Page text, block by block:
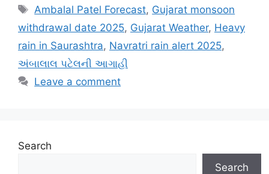
Tags
Ambalal Patel Forecast, Gujarat monsoon
withdrawal date 2025, Gujarat Weather, Heavy
rain in Saurashtra, Navratri rain alert 2025,
અંબાલાલ પટેલની આગાહી
Leave a comment
Search
Search